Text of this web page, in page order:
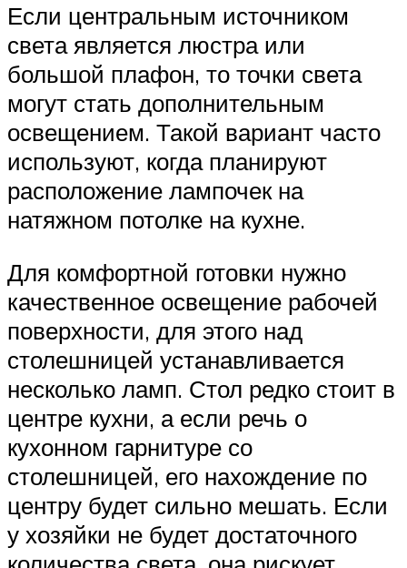
Если центральным источником
света является люстра или
большой плафон, то точки света
могут стать дополнительным
освещением. Такой вариант часто
используют, когда планируют
расположение лампочек на
натяжном потолке на кухне.
Для комфортной готовки нужно
качественное освещение рабочей
поверхности, для этого над
столешницей устанавливается
несколько ламп. Стол редко стоит в
центре кухни, а если речь о
кухонном гарнитуре со
столешницей, его нахождение по
центру будет сильно мешать. Если
у хозяйки не будет достаточного